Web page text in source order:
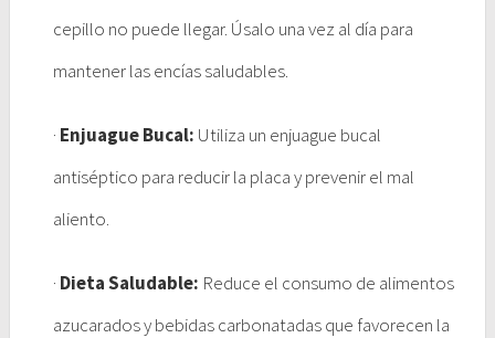
cepillo no puede llegar. Úsalo una vez al día para
mantener las encías saludables.
· Enjuague Bucal: Utiliza un enjuague bucal
antiséptico para reducir la placa y prevenir el mal
aliento.
· Dieta Saludable: Reduce el consumo de alimentos
azucarados y bebidas carbonatadas que favorecen la